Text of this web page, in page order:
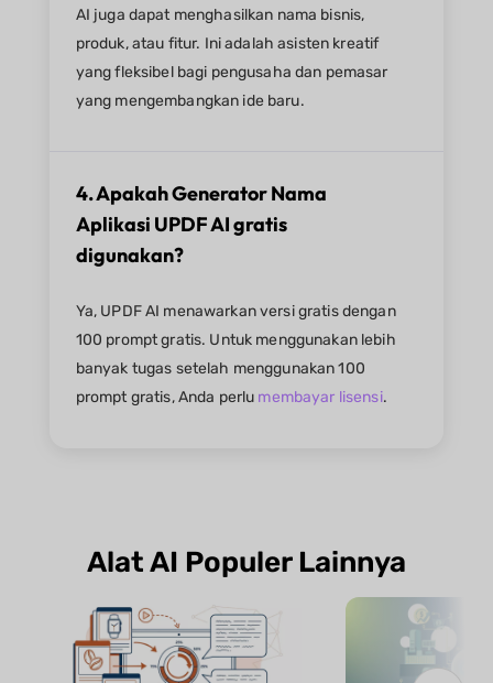
AI juga dapat menghasilkan nama bisnis,
produk, atau fitur. Ini adalah asisten kreatif
yang fleksibel bagi pengusaha dan pemasar
yang mengembangkan ide baru.
4. Apakah Generator Nama
Aplikasi UPDF AI gratis
digunakan?
Ya, UPDF AI menawarkan versi gratis dengan
100 prompt gratis. Untuk menggunakan lebih
banyak tugas setelah menggunakan 100
prompt gratis, Anda perlu membayar lisensi.
Alat AI Populer Lainnya